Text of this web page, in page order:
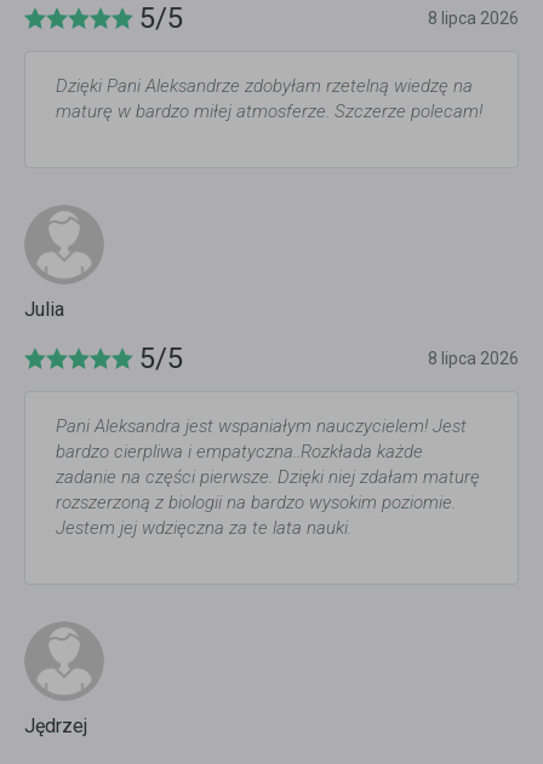
5/5 8 lipca 2026
Dzięki Pani Aleksandrze zdobyłam rzetelną wiedzę na
maturę w bardzo miłej atmosferze. Szczerze polecam!
Julia
5/5 8 lipca 2026
Pani Aleksandra jest wspaniałym nauczycielem! Jest
bardzo cierpliwa i empatyczna..Rozkłada każde
zadanie na części pierwsze. Dzięki niej zdałam maturę
rozszerzoną z biologii na bardzo wysokim poziomie.
Jestem jej wdzięczna za te lata nauki.
Jędrzej